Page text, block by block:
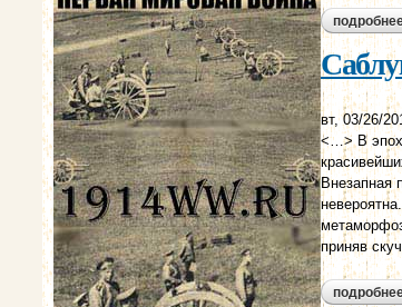
вт, 03/26/
<…> В
Внезапная
приняв